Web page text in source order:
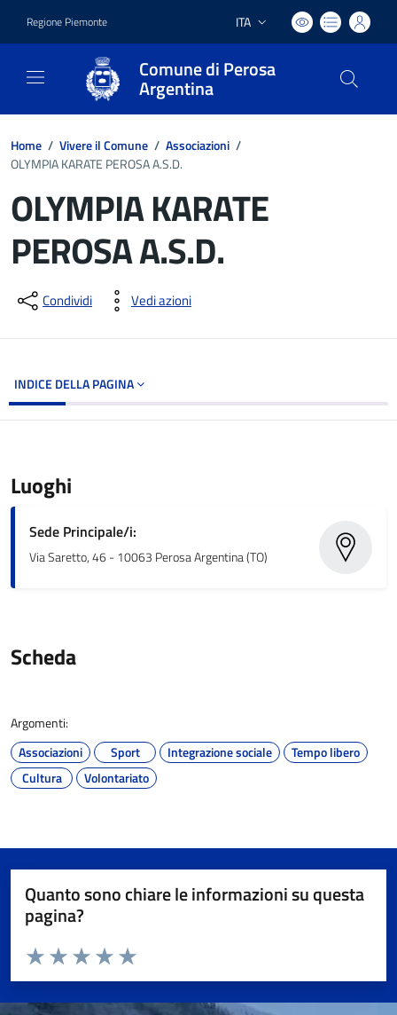
Regione Piemonte Lingua attiva:
ITA
Comune di Perosa
Argentina
Home / Vivere il Comune / Associazioni /
OLYMPIA KARATE PEROSA A.S.D.
OLYMPIA KARATE
PEROSA A.S.D.
Dettagli del documento
Condividi Vedi azioni
INDICE DELLA PAGINA
Luoghi
Sede Principale/i:
Via Saretto, 46 - 10063 Perosa Argentina (TO)
Scheda
Argomenti:
Associazioni
Sport Integrazione sociale
Tempo libero
Cultura
Volontariato
Quanto sono chiare le informazioni su questa
pagina?
Valuta da 1 a 5 stelle la pagina
Valuta 5 stelle su 5
Valuta 4 stelle su 5
Valuta 3 stelle su 5
Valuta 2 stelle su 5
Valuta 1 stelle su 5